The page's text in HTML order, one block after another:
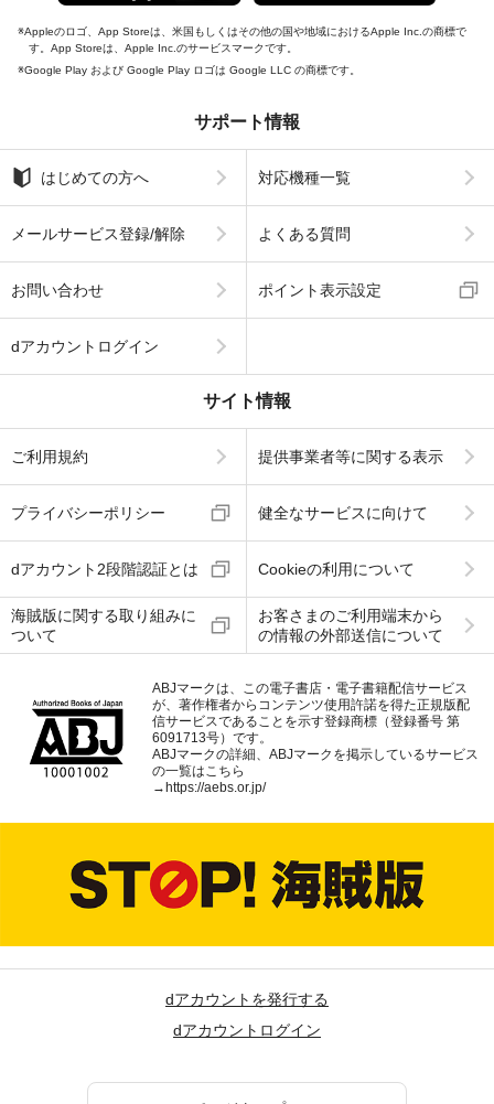
Appleのロゴ、App Storeは、米国もしくはその他の国や地域におけるApple Inc.の商標で
す。App Storeは、Apple Inc.のサービスマークです。
Google Play および Google Play ロゴは Google LLC の商標です。
サポート情報
はじめての方へ 対応機種一覧
メールサービス登録/解除 よくある質問
お問い合わせ ポイント表示設定
dアカウントログイン
サイト情報
ご利用規約 提供事業者等に関する表示
プライバシーポリシー 健全なサービスに向けて
dアカウント2段階認証とは Cookieの利用について
海賊版に関する取り組みに
ついて
お客さまのご利用端末から
の情報の外部送信について
ABJマークは、この電子書店・電子書籍配信サービス
が、著作権者からコンテンツ使用許諾を得た正規版配
信サービスであることを示す登録商標（登録番号 第
6091713号）です。
ABJマークの詳細、ABJマークを掲示しているサービス
の一覧はこちら
→ https://aebs.or.jp/
dアカウントを発行する
dアカウントログイン